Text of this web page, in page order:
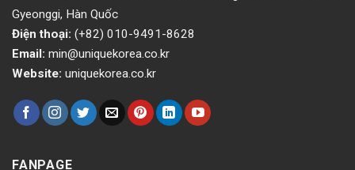
Gyeonggi, Hàn Quốc
Điện thoại: (+82) 010-9491-8628
Email: min@uniquekorea.co.kr
Website: uniquekorea.co.kr
FANPAGE